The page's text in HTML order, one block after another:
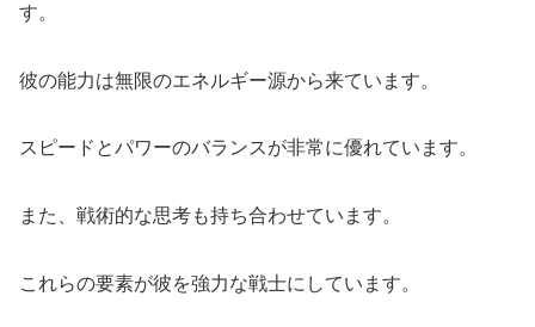
す。
彼の能力は無限のエネルギー源から来ています。
スピードとパワーのバランスが非常に優れています。
また、戦術的な思考も持ち合わせています。
これらの要素が彼を強力な戦士にしています。